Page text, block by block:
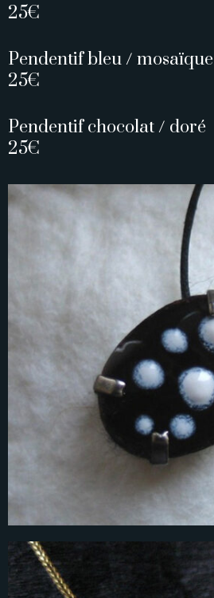
25€
Pendentif bleu / mosaïque
25€
Pendentif chocolat / doré
25€